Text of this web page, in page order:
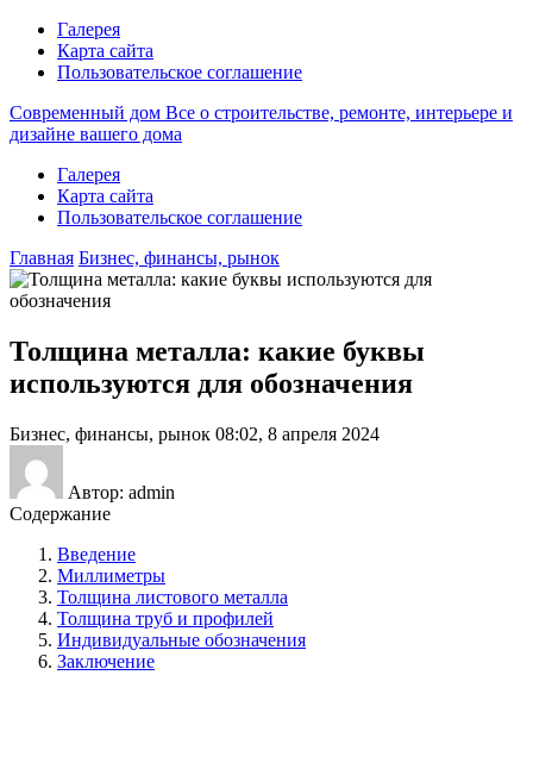
Галерея
Карта сайта
Пользовательское соглашение
Современный дом Все о строительстве, ремонте, интерьере и
дизайне вашего дома
Галерея
Карта сайта
Пользовательское соглашение
Главная Бизнес, финансы, рынок
Толщина металла: какие буквы
используются для обозначения
Бизнес, финансы, рынок 08:02, 8 апреля 2024
Автор: admin
Содержание
Введение
Миллиметры
Толщина листового металла
Толщина труб и профилей
Индивидуальные обозначения
Заключение